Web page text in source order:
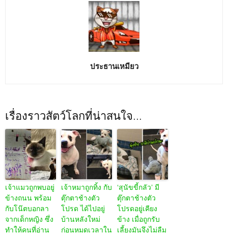
ประธานเหมียว
เรื่องราวสัตว์โลกที่น่าสนใจ...
เจ้าแมวถูกพบอยู่
ข้างถนน พร้อม
กับโน๊ตบอกลา
จากเด็กหญิง ซึ่ง
ทำให้คนที่อ่าน
เจ้าหมาถูกทิ้ง กับ
ตุ๊กตาช้างตัว
โปรด ได้ไปอยู่
บ้านหลังใหม่
ก่อนหมดเวลาใน
‘สุนัขขี้กลัว’ มี
ตุ๊กตาช้างตัว
โปรดอยู่เคียง
ข้าง เมื่อถูกรับ
เลี้ยงมันจึงไม่ลืม